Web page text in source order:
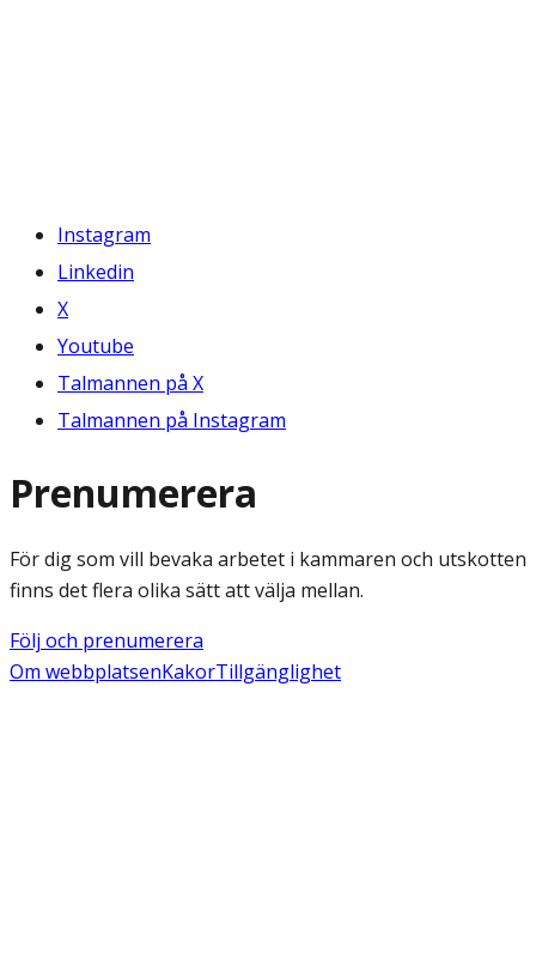
Instagram
Linkedin
X
Youtube
Talmannen på X
Talmannen på Instagram
Prenumerera
För dig som vill bevaka arbetet i kammaren och utskotten
finns det flera olika sätt att välja mellan.
Följ och prenumerera
Om webbplatsenKakorTillgänglighet